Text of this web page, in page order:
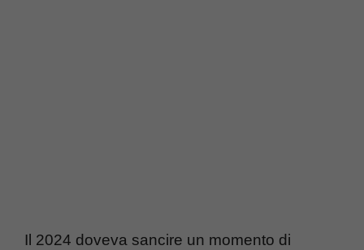
Il 2024 doveva sancire un momento di